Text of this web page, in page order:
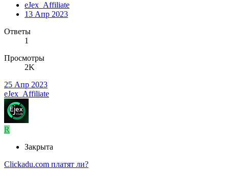
eJex_Affiliate
13 Апр 2023
Ответы
1
Просмотры
2K
25 Апр 2023
eJex_Affiliate
R
Закрыта
Clickadu.com платят ли?